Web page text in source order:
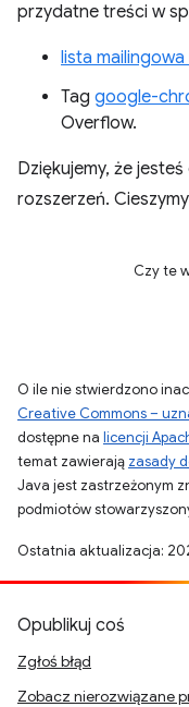
przydatne treści w
lista
Tag google-
Overflow.
Dziękujemy, że
rozszerzeń.
Czy te
O ile nie stwierdzono
Creative Commons –
dostępne na licencji
temat zawierają zasady
Java jest zastrzeżonym
podmiotów
Ostatnia aktualizacja:
Opublikuj coś
Zgłoś błąd
Zobacz nierozwiązane